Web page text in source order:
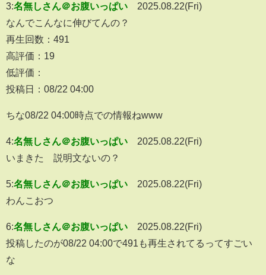
3:名無しさん＠お腹いっぱい
2025.08.22(Fri)
なんでこんなに伸びてんの？
再生回数：491
高評価：19
低評価：
投稿日：08/22 04:00
ちな08/22 04:00時点での情報ねwww
4:名無しさん＠お腹いっぱい
2025.08.22(Fri)
いまきた 説明文ないの？
5:名無しさん＠お腹いっぱい
2025.08.22(Fri)
わんこおつ
6:名無しさん＠お腹いっぱい
2025.08.22(Fri)
投稿したのが08/22 04:00で491も再生されてるってすごい
な